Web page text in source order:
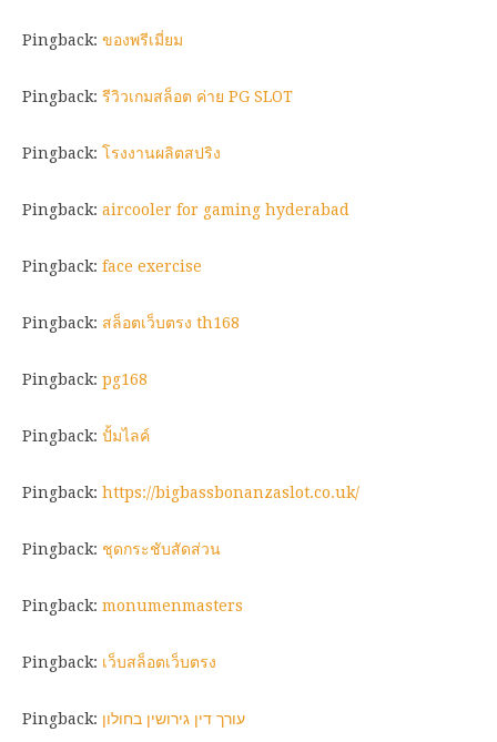
Pingback: ของพรีเมี่ยม
Pingback: รีวิวเกมสล็อต ค่าย PG SLOT
Pingback: โรงงานผลิตสปริง
Pingback: aircooler for gaming hyderabad
Pingback: face exercise
Pingback: สล็อตเว็บตรง th168
Pingback: pg168
Pingback: ปั้มไลค์
Pingback: https://bigbassbonanzaslot.co.uk/
Pingback: ชุดกระชับสัดส่วน
Pingback: monumenmasters
Pingback: เว็บสล็อตเว็บตรง
Pingback: עורך דין גירושין בחולון